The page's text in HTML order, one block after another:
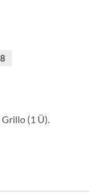
8
(1 Ü).